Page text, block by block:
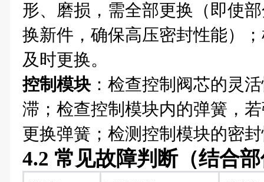
形、磨损，需全部更换（即使
换新件，确保高压密封性能）
及时更换。
控制模块：检查控制阀芯的灵
滞；检查控制模块内的弹簧，
更换弹簧；检测控制模块的密
4.2 常见故障判断（结合